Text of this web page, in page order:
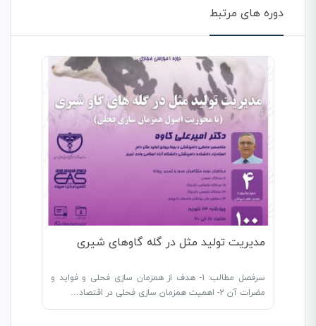
دوره های مرتبط
مدیریت تولید مثل در گله گاوهای شیری
سرفصل مطالب: 1- هدف از همزمان سازی فحلی و فواید و
مضرات آن 2- اهمیت همزمان سازی فحلی در اقتصاد…